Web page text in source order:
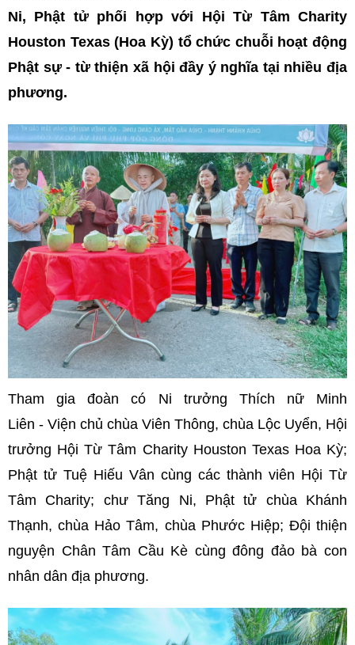
Ni, Phật tử phối hợp với Hội Từ Tâm Charity
Houston Texas (Hoa Kỳ) tổ chức chuỗi hoạt động
Phật sự - từ thiện xã hội đầy ý nghĩa tại nhiều địa
phương.
Tham gia đoàn có Ni trưởng Thích nữ Minh
Liên - Viện chủ chùa Viên Thông, chùa Lộc Uyển, Hội
trưởng Hội Từ Tâm Charity Houston Texas Hoa Kỳ;
Phật tử Tuệ Hiếu Vân cùng các thành viên Hội Từ
Tâm Charity; chư Tăng Ni, Phật tử chùa Khánh
Thạnh, chùa Hảo Tâm, chùa Phước Hiệp; Đội thiện
nguyện Chân Tâm Cầu Kè cùng đông đảo bà con
nhân dân địa phương.